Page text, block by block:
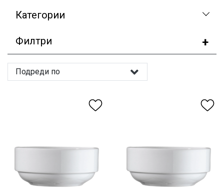
Категории
Филтри
Подреди по